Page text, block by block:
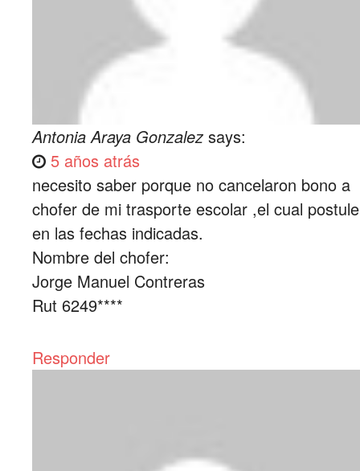
Antonia Araya Gonzalez says:
5 años atrás
necesito saber porque no cancelaron bono a
chofer de mi trasporte escolar ,el cual postule
en las fechas indicadas.
Nombre del chofer:
Jorge Manuel Contreras
Rut 6249****
Responder